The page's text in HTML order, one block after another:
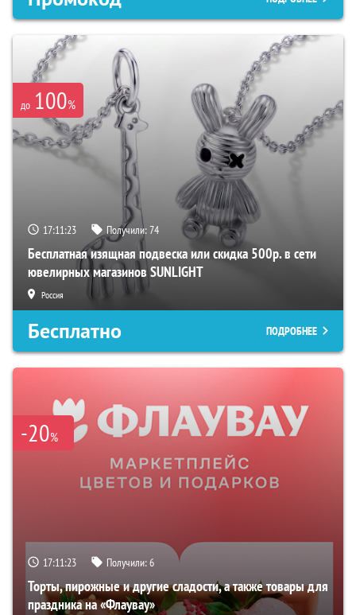
до 100%
17:11:22 Получили:74
Бесплатная изящная подвеска или скидка 500р. в сети
ювелирных магазинов SUNLIGHT
Россия
Бесплатно ПОДРОБНЕЕ
-20%
17:11:22 Получили:6
Торты, пирожные и другие сладости, а также товары для
праздника на «Флаувау»